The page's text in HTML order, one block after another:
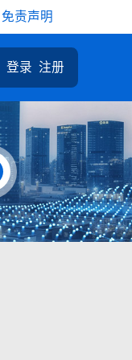
免责声明
登录 注册